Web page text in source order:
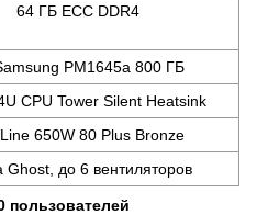
64 ГБ ECC DDR4
PM1645a 800 ГБ
CPU Tower Silent Heatsink
650W 80 Plus Bronze
Ghost, до 6 вентиляторов
пользователей